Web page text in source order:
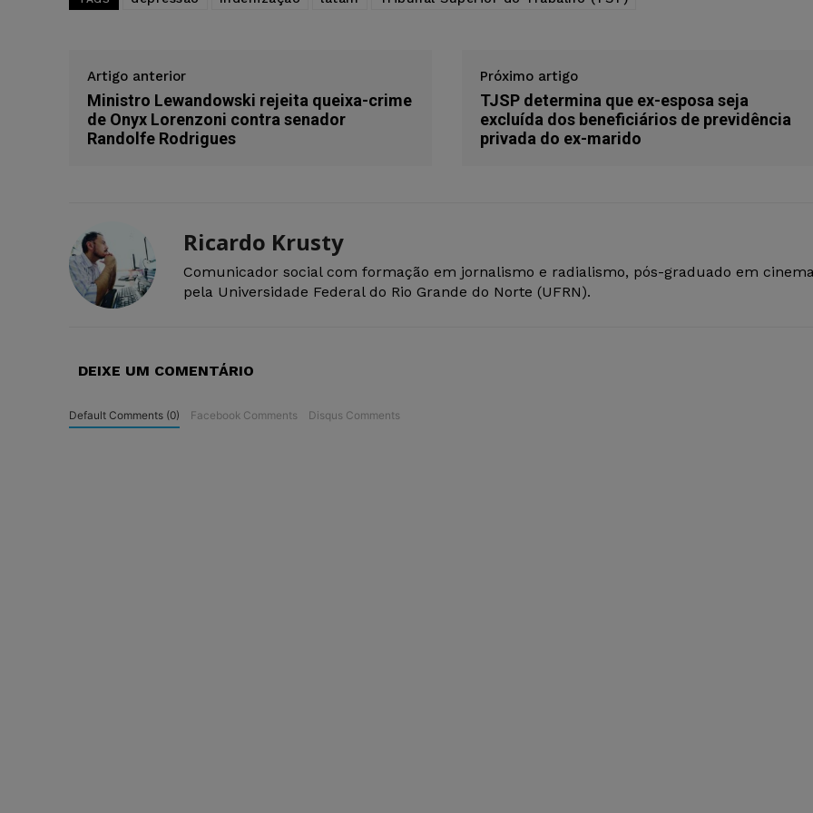
Artigo anterior
Ministro Lewandowski rejeita queixa-crime
de Onyx Lorenzoni contra senador
Randolfe Rodrigues
Próximo artigo
TJSP determina que ex-esposa seja
excluída dos beneficiários de previdência
privada do ex-marido
Ricardo Krusty
Comunicador social com formação em jornalismo e radialismo, pós-graduado em
pela Universidade Federal do Rio Grande do Norte (UFRN).
DEIXE UM COMENTÁRIO
Default Comments (0) Facebook Comments Disqus Comments